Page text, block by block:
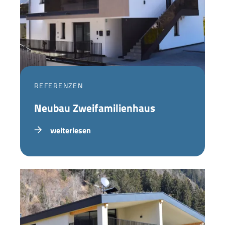
REFERENZEN
Neubau Zweifamilienhaus
weiterlesen